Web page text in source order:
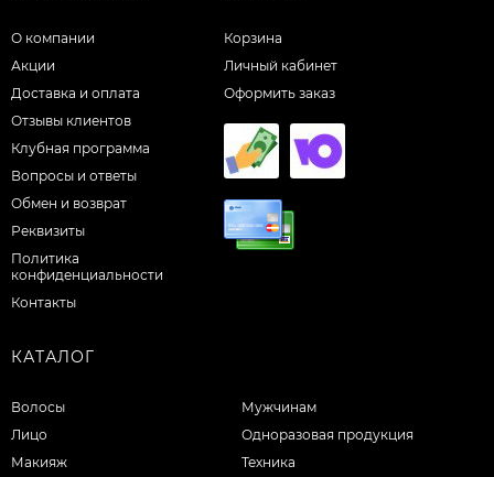
О компании
Акции
Доставка и оплата
Отзывы клиентов
Клубная программа
Вопросы и ответы
Обмен и возврат
Реквизиты
Политика
конфиденциальности
Контакты
Корзина
Личный кабинет
Оформить заказ
КАТАЛОГ
Волосы
Лицо
Макияж
Мужчинам
Одноразовая продукция
Техника